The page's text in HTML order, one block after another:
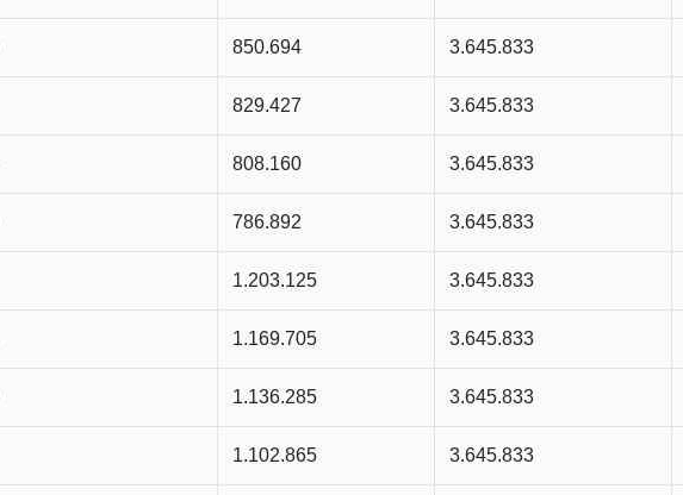
850.694 3.645.833
829.427 3.645.833
808.160 3.645.833
786.892 3.645.833
1.203.125 3.645.833
1.169.705 3.645.833
1.136.285 3.645.833
1.102.865 3.645.833